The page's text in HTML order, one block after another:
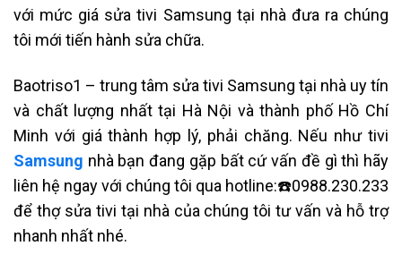
với mức giá sửa tivi Samsung tại nhà đưa ra chúng
tôi mới tiến hành sửa chữa.
Baotriso1 – trung tâm sửa tivi Samsung tại nhà uy tín
và chất lượng nhất tại Hà Nội và thành phố Hồ Chí
Minh với giá thành hợp lý, phải chăng. Nếu như tivi
Samsung nhà bạn đang gặp bất cứ vấn đề gì thì hãy
liên hệ ngay với chúng tôi qua hotline:☎️0988.230.233
để thợ sửa tivi tại nhà của chúng tôi tư vấn và hỗ trợ
nhanh nhất nhé.